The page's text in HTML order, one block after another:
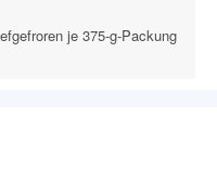
je 375-g-Packung